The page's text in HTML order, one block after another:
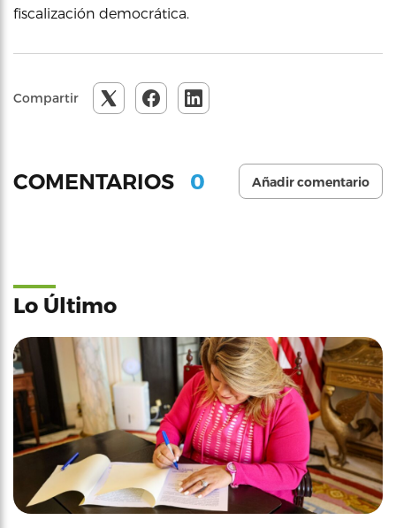
fiscalización democrática.
Compartir
COMENTARIOS 0 Añadir comentario
Lo Último